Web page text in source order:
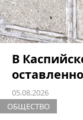
В
05.08.2026
ОБЩЕСТВО